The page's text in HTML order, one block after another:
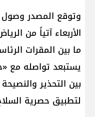
وتوقع المصدر وصول
الأربعاء آتياً من
ما بين المقرات
يستبعد تواصله مع
بين التحذير
لتطبيق حصرية